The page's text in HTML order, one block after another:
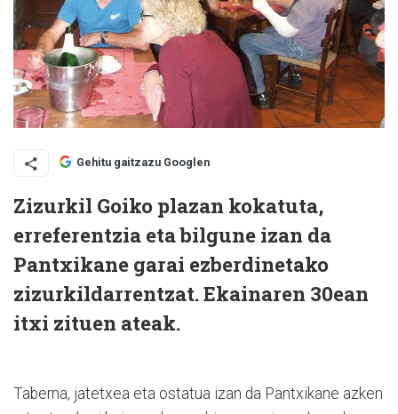
Gehitu gaitzazu Googlen
Zizurkil Goiko plazan kokatuta,
erreferentzia eta bilgune izan da
Pantxikane garai ezberdinetako
zizurkildarrentzat. Ekainaren 30ean
itxi zituen ateak.
Taberna, jatetxea eta ostatua izan da Pantxikane azken